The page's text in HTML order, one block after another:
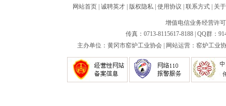
网站首页 诚聘英才 版权隐私 使用协议 联系方式 关
增值电信业务经营许
传真：0713-8115617-8188 | QQ群：
主办单位：黄冈市窑炉工业协会 | 网站运营：窑炉工业